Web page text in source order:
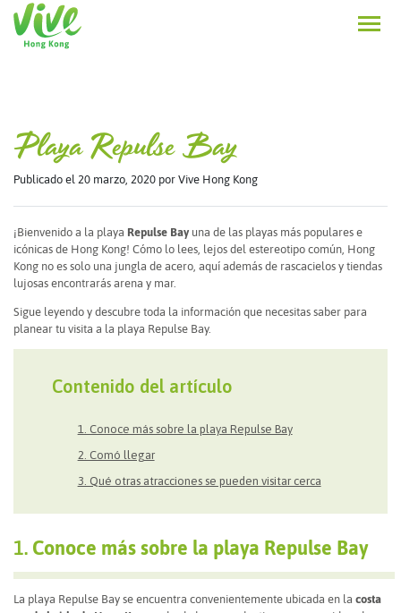
Playa Repulse Bay
Publicado el 20 marzo, 2020 por Vive Hong Kong
¡Bienvenido a la playa Repulse Bay una de las playas más populares e
icónicas de Hong Kong! Cómo lo lees, lejos del estereotipo común, Hong
Kong no es solo una jungla de acero, aquí además de rascacielos y tiendas
lujosas encontrarás arena y mar.
Sigue leyendo y descubre toda la información que necesitas saber para
planear tu visita a la playa Repulse Bay.
Contenido del artículo
1. Conoce más sobre la playa Repulse Bay
2. Comó llegar
3. Qué otras atracciones se pueden visitar cerca
1. Conoce más sobre la playa Repulse Bay
La playa Repulse Bay se encuentra convenientemente ubicada en la costa